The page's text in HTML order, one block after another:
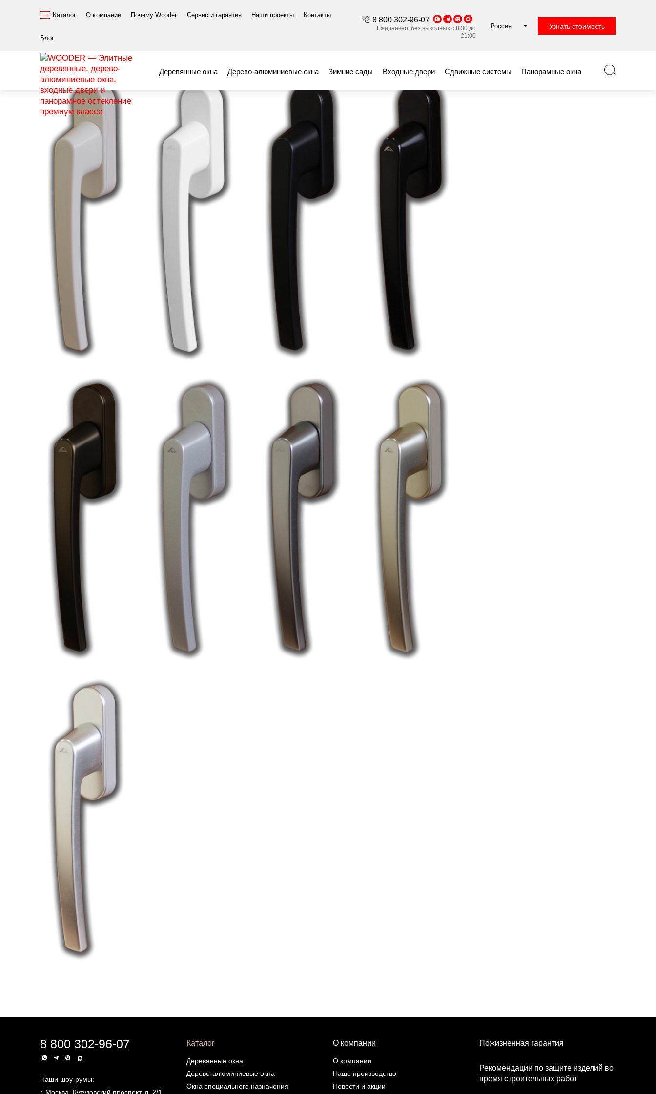
Каталог О компании Почему Wooder Сервис и гарантия Наши проекты Контакты
Блог
8 800 302-96-07
Ежедневно, без выходных с 8:30 до
21:00
Россия Узнать стоимость
Деревянные окна Дерево-алюминиевые окна Зимние сады Входные двери Сдвижные системы Панорамные окна
Ручка PATIO Z ROTOLINE
8 800 302-96-07
Наши шоу-румы:
г. Москва, Кутузовский проспект, д. 2/1
Каталог
Деревянные окна
Дерево-алюминиевые окна
Окна специального назначения
О компании
О компании
Наше производство
Новости и акции
Пожизненная гарантия
Рекомендации по защите изделий во
время строительных работ